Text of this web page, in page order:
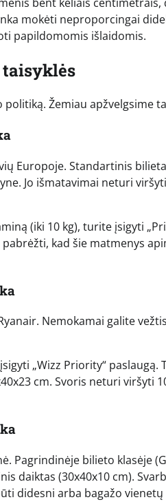
mokėti neproporcingai
papildomomis išlaidomis.
Žemiau apžvelgsime
Europoje. Standartinis
Jo išmatavimai neturi
(iki 10 kg), turite įsigyti
kad šie matmenys
Nemokamai galite
„Wizz Priority“
cm. Svoris neturi viršyti
Pagrindinėje bilieto klasėje
daiktas (30x40x10 cm).
didesni arba bagažo vienetų